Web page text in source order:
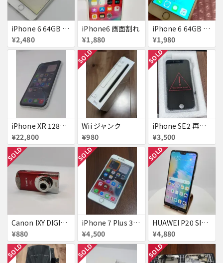
iPhone 6 64GB Softbank
¥2,480
iPhone6 画面割れ
¥1,880
iPhone 6 64GB docomo
¥1,980
iPhone XR 128GB SIMフリー
¥22,800
SOLD
Wii ジャンク
¥980
SOLD
iPhone SE2 再生液晶パネル 黒
¥3,500
SOLD
Canon IXY DIGITAL L3 ズームレンズ不良
¥880
SOLD
iPhone 7 Plus 32GB
¥4,500
SOLD
HUAWEI P20 SIMフリー 861197043272279
¥4,880
SOLD SOLD SOLD